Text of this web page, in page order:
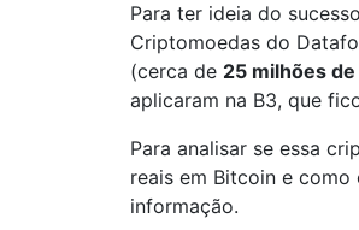
Para ter ideia do
Criptomoedas do
(cerca de 25 milhões
aplicaram na B3, que
Para analisar se essa
reais em Bitcoin​ e
informação.